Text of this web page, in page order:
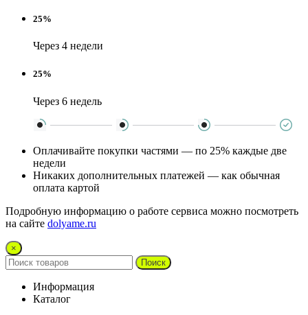
25%
Через 4 недели
25%
Через 6 недель
Оплачивайте покупки частями — по 25% каждые две
недели
Никаких дополнительных платежей — как обычная
оплата картой
Подробную информацию о работе сервиса можно посмотреть
на сайте dolyame.ru
×
Поиск
Информация
Каталог